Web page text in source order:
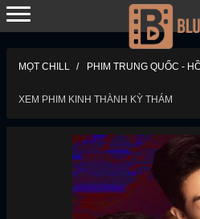
MỌT CHILL PHIM TRUNG QUỐC -
XEM PHIM KINH THÀNH KỲ THÁM